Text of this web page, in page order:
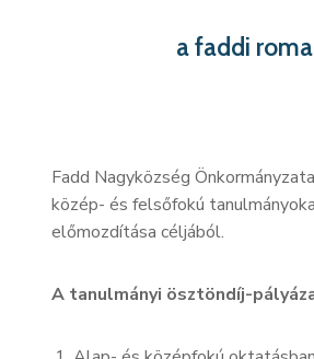
a faddi
Fadd Nagyközség
közép- és felsőfokú
előmozdítása céljából.
A tanulmányi ösztöndíj-